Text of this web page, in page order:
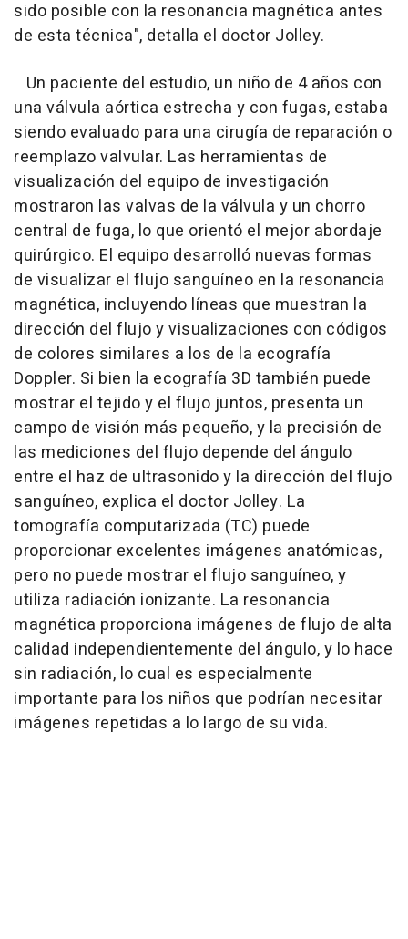
sido posible con la resonancia magnética antes
de esta técnica", detalla el doctor Jolley.
Un paciente del estudio, un niño de 4 años con
una válvula aórtica estrecha y con fugas, estaba
siendo evaluado para una cirugía de reparación o
reemplazo valvular. Las herramientas de
visualización del equipo de investigación
mostraron las valvas de la válvula y un chorro
central de fuga, lo que orientó el mejor abordaje
quirúrgico. El equipo desarrolló nuevas formas
de visualizar el flujo sanguíneo en la resonancia
magnética, incluyendo líneas que muestran la
dirección del flujo y visualizaciones con códigos
de colores similares a los de la ecografía
Doppler. Si bien la ecografía 3D también puede
mostrar el tejido y el flujo juntos, presenta un
campo de visión más pequeño, y la precisión de
las mediciones del flujo depende del ángulo
entre el haz de ultrasonido y la dirección del flujo
sanguíneo, explica el doctor Jolley. La
tomografía computarizada (TC) puede
proporcionar excelentes imágenes anatómicas,
pero no puede mostrar el flujo sanguíneo, y
utiliza radiación ionizante. La resonancia
magnética proporciona imágenes de flujo de alta
calidad independientemente del ángulo, y lo hace
sin radiación, lo cual es especialmente
importante para los niños que podrían necesitar
imágenes repetidas a lo largo de su vida.